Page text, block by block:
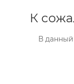
К
В